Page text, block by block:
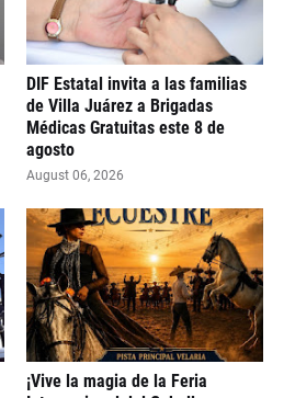
DIF Estatal invita a las familias
de Villa Juárez a Brigadas
Médicas Gratuitas este 8 de
agosto
August 06, 2026
¡Vive la magia de la Feria